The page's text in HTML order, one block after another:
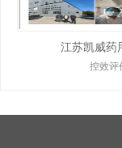
江苏凯威药
控效评